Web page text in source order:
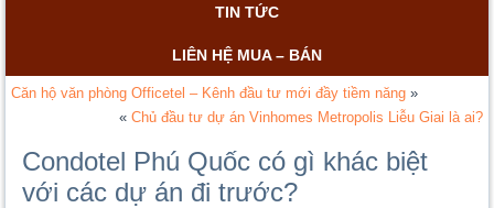
TIN TỨC
LIÊN HỆ MUA – BÁN
Căn hộ văn phòng Officetel – Kênh đầu tư mới đầy tiềm năng »
« Chủ đầu tư dự án Vinhomes Metropolis Liễu Giai là ai?
Condotel Phú Quốc có gì khác biệt
với các dự án đi trước?